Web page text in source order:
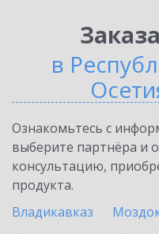
в
Ознакомьтесь с
выберите партнёра и
консультацию,
продукта.
Владикавказ